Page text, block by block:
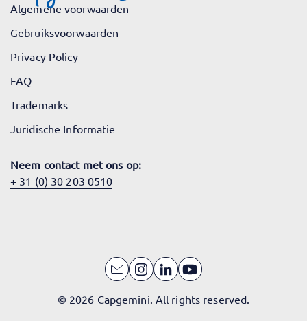
Algemene voorwaarden
Gebruiksvoorwaarden
Privacy Policy
FAQ
Trademarks
Juridische Informatie
Neem contact met ons op:
+ 31 (0) 30 203 0510
© 2026 Capgemini. All rights reserved.